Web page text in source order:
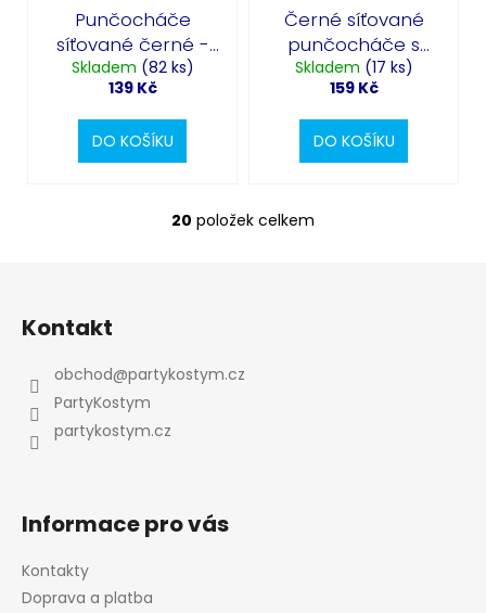
Punčocháče
síťované černé -
XL
Skladem (82 ks)
139 Kč
DO KOŠÍKU
Černé síťované
punčocháče s
velkými oky
Skladem (17 ks)
159 Kč
DO KOŠÍKU
O
c
20 položek celkem
Kontakt
obchod@partykostym.cz
PartyKostym
partykostym.cz
Informace pro vás
Kontakty
Doprava a platba